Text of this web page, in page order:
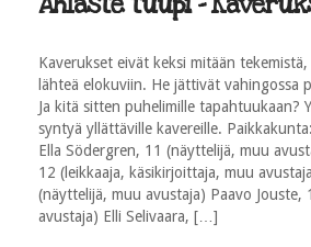
Kaverukset eivät keksi mitään
lähteä elokuviin. He jättivät vahingossa
Ja kitä sitten puhelimille tapahtuukaan?
syntyä yllättäville kavereille.
Ella Södergren, 11 (näyttelijä, muu
12 (leikkaaja, käsikirjoittaja, muu
(näyttelijä, muu avustaja) Paavo Jouste,
avustaja) Elli Selivaara, […]